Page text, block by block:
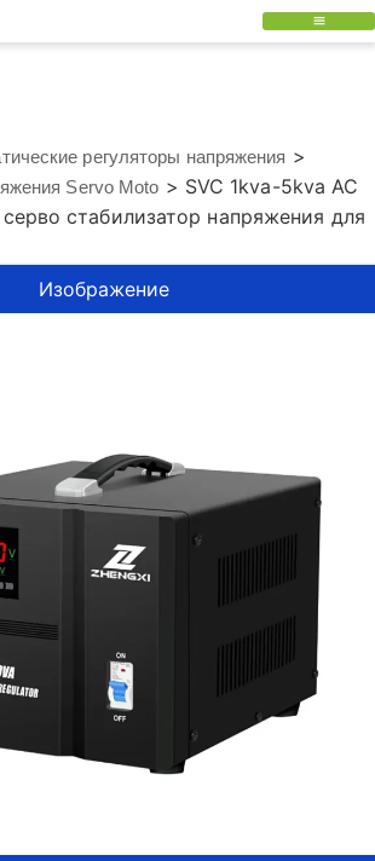
регуляторы напряжения >
Servo Moto > SVC 1kva-5kva AC
стабилизатор напряжения для
Изображение